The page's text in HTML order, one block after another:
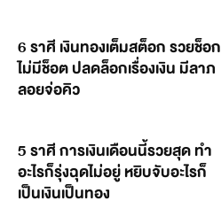
6 ราศี เงินทองเต็มสต็อก รวยช็อก
ไม่มีช็อต ปลดล็อกเรื่องเงิน มีลาภ
ลอยจ่อคิว
5 ราศี การเงินเดือนนี้รวยสุด ทำ
อะไรก็รุ่งฉุดไม่อยู่ หยิบจับอะไรก็
เป็นเงินเป็นทอง